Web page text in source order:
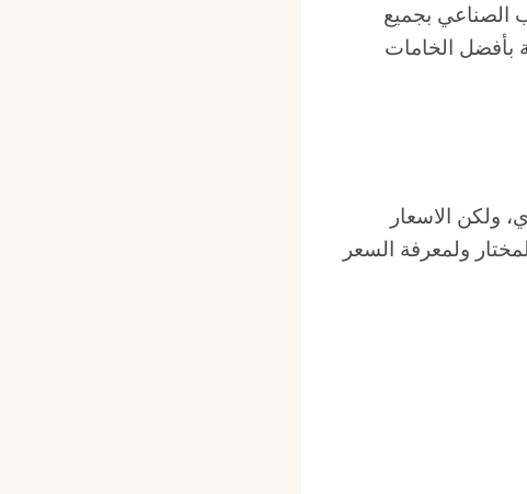
الصناعي بجميع
بأفضل الخامات
ولكن الاسعار
ولمعرفة السعر